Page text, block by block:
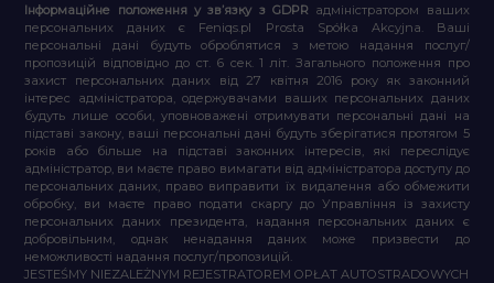
Інформаційне положення у зв’язку з GDPR адміністратором ваших
персональних даних є Feniqs.pl Prosta Spółka Akcyjna. Ваші
персональні дані будуть оброблятися з метою надання послуг/
пропозицій відповідно до ст. 6 сек. 1 літ. Загального положення про
захист персональних даних від 27 квітня 2016 року як законний
інтерес адміністратора, одержувачами ваших персональних даних
будуть лише особи, уповноважені отримувати персональні дані на
підставі закону, ваші персональні дані будуть зберігатися протягом 5
років або більше на підставі законних інтересів, які переслідує
адміністратор, ви маєте право вимагати від адміністратора доступу до
персональних даних, право виправити їх видалення або обмежити
обробку, ви маєте право подати скаргу до Управління із захисту
персональних даних президента, надання персональних даних є
добровільним, однак ненадання даних може призвести до
неможливості надання послуг/пропозицій.
JESTEŚMY NIEZALEŻNYM REJESTRATOREM OPŁAT AUTOSTRADOWYCH